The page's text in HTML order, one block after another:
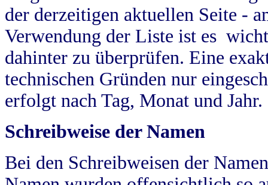
der derzeitigen aktuellen Seite -
Verwendung der Liste ist es
dahinter zu überprüfen. Eine
technischen Gründen nur
erfolgt nach Tag, Monat und Jahr.
Schreibweise der Namen
Bei den Schreibweisen der